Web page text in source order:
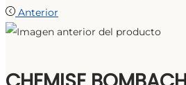
Anterior